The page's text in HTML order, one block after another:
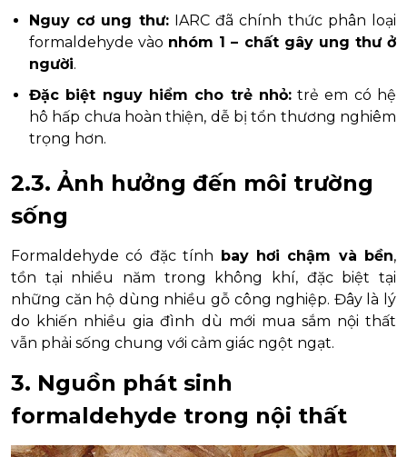
Nguy cơ ung thư:IARC đã chính thức phân loại
formaldehyde vào nhóm 1 – chất gây ung thư ở
người.
Đặc biệt nguy hiểm cho trẻ nhỏ:trẻ em có hệ
hô hấp chưa hoàn thiện, dễ bị tổn thương nghiêm
trọng hơn.
2.3. Ảnh hưởng đến môi trường
sống
Formaldehyde có đặc tính bay hơi chậm và bền,
tồn tại nhiều năm trong không khí, đặc biệt tại
những căn hộ dùng nhiều gỗ công nghiệp. Đây là lý
do khiến nhiều gia đình dù mới mua sắm nội thất
vẫn phải sống chung với cảm giác ngột ngạt.
3. Nguồn phát sinh
formaldehyde trong nội thất